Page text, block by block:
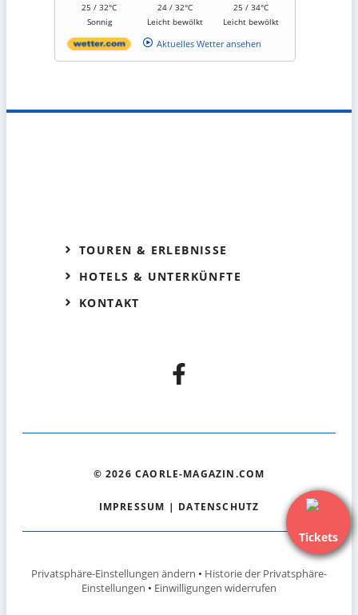
25 / 32°C
Sonnig
24 / 32°C
Leicht bewölkt
25 / 34°C
Leicht bewölkt
Aktuelles Wetter ansehen
Tickets
TOUREN & ERLEBNISSE
HOTELS & UNTERKÜNFTE
KONTAKT
© 2026 CAORLE-MAGAZIN.COM
IMPRESSUM | DATENSCHUTZ
Privatsphäre-Einstellungen ändern • Historie der Privatsphäre-
Einstellungen • Einwilligungen widerrufen